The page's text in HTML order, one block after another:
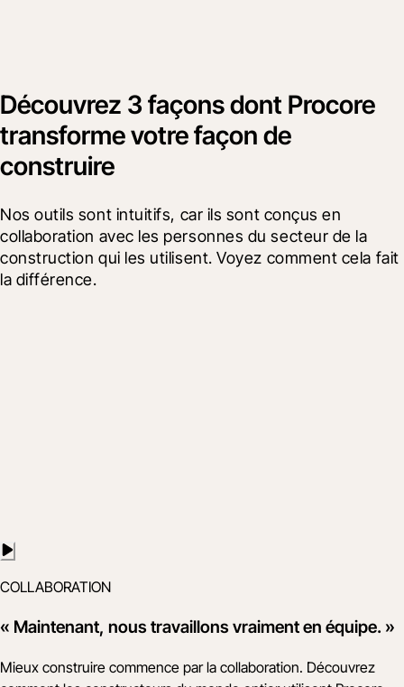
Découvrez 3 façons dont Procore
transforme votre façon de
construire
Nos outils sont intuitifs, car ils sont conçus en
collaboration avec les personnes du secteur de la
construction qui les utilisent. Voyez comment cela fait
la différence.
COLLABORATION
« Maintenant, nous travaillons vraiment en équipe. »
Mieux construire commence par la collaboration. Découvrez